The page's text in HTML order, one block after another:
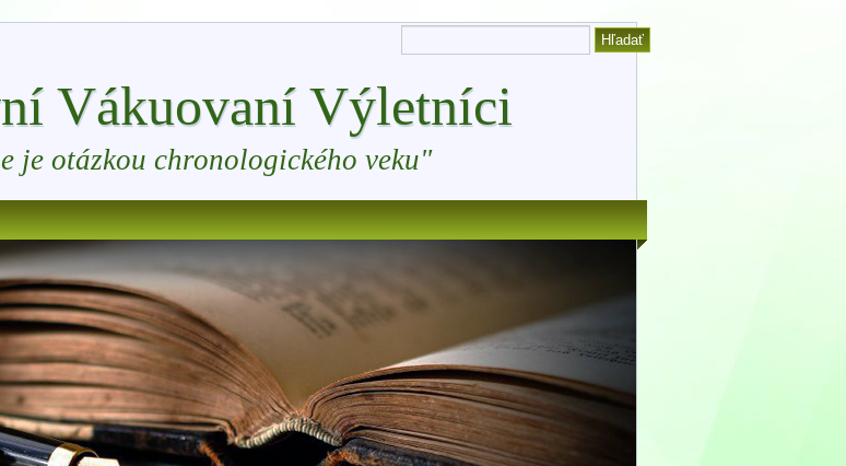
Vákuovaní Výletníci
je otázkou chronologického veku"